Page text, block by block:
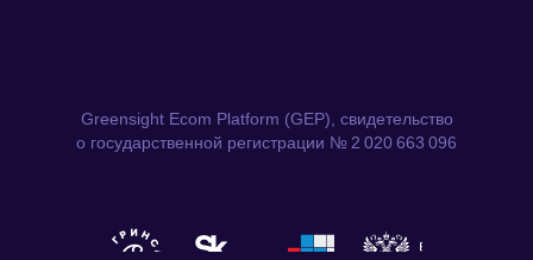
Greensight Ecom Platform (GEP), свидетельство
о государственной регистрации № 2 020 663 096